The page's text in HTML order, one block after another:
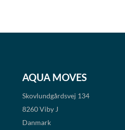
AQUA MOVES
Skovlundgårdsvej 134
8260 Viby J
Danmark